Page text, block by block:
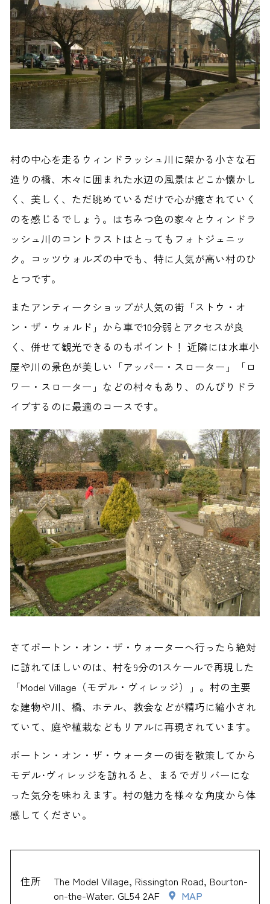
村の中心を走るウィンドラッシュ川に架かる小さな石
造りの橋、木々に囲まれた水辺の風景はどこか懐かし
く、美しく、ただ眺めているだけで心が癒されていく
のを感じるでしょう。はちみつ色の家々とウィンドラ
ッシュ川のコントラストはとってもフォトジェニッ
ク。コッツウォルズの中でも、特に人気が高い村のひ
とつです。
またアンティークショップが人気の街「ストウ・オ
ン・ザ・ウォルド」から車で10分弱とアクセスが良
く、併せて観光できるのもポイント！ 近隣には水車小
屋や川の景色が美しい「アッパー・スローター」「ロ
ワー・スローター」などの村々もあり、のんびりドラ
イブするのに最適のコースです。
さてボートン・オン・ザ・ウォーターへ行ったら絶対
に訪れてほしいのは、村を9分の1スケールで再現した
「Model Village（モデル・ヴィレッジ）」。村の主要
な建物や川、橋、ホテル、教会などが精巧に縮小され
ていて、庭や植栽などもリアルに再現されています。
ボートン・オン・ザ・ウォーターの街を散策してから
モデル･ヴィレッジを訪れると、まるでガリバーにな
った気分を味わえます。村の魅力を様々な角度から体
感してください。
住所
The Model Village, Rissington Road, Bourton-
on-the-Water. GL54 2AF
MAP